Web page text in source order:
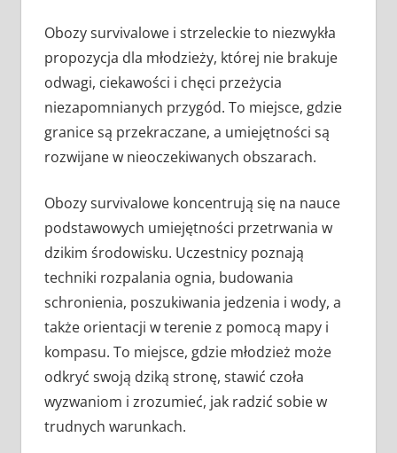
Obozy survivalowe i strzeleckie to niezwykła
propozycja dla młodzieży, której nie brakuje
odwagi, ciekawości i chęci przeżycia
niezapomnianych przygód. To miejsce, gdzie
granice są przekraczane, a umiejętności są
rozwijane w nieoczekiwanych obszarach.
Obozy survivalowe koncentrują się na nauce
podstawowych umiejętności przetrwania w
dzikim środowisku. Uczestnicy poznają
techniki rozpalania ognia, budowania
schronienia, poszukiwania jedzenia i wody, a
także orientacji w terenie z pomocą mapy i
kompasu. To miejsce, gdzie młodzież może
odkryć swoją dziką stronę, stawić czoła
wyzwaniom i zrozumieć, jak radzić sobie w
trudnych warunkach.